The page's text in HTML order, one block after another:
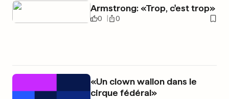
Armstrong: «Trop, c'est trop»
0 0
«Un clown wallon dans le
cirque fédéral»